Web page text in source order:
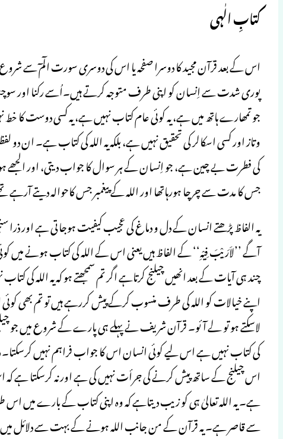
کتابِ الٰہی
اس کے بعد قرآن مجید کا دوسرا صفحہ یا اس کی دوسری سورت الٓمٓ سے
پوری شدت سے اِنسان کو اپنی طرف متوجہ کرتے ہیں۔اُسے رکنا اور
جو تمھارے ہاتھ میں ہے، یہ کوئی عام کتاب نہیں ہے، یہ کسی دوست کا خط
وتاز اور کسی اسکالر کی تحقیق نہیں ہے، بلکہ یہ اللہ کی کتاب ہے۔
کی فطرت بے چین ہے، جو اِنسان کے ہر سوال کا جواب دیتی، اور
جس کا مدت سے چرچا ہورہاتھا اور اللہ کے پیغمبر جس کاحوالہ دیتے آرہے
یہ الفاظ پڑھتے انسان کے دل و دماغ کی عجیب کیفیت ہوجاتی ہے اور
آگے ’’لاَرَیْبَ فِیْہِ‘‘ کے الفاظ ہیں یعنی اس کے اللہ کی کتاب ہونے
چند ہی آیات کے بعد انھیں چیلنج کرتاہے اگر تم سمجھتے ہو کہ یہ اللہ کی
اپنے خیالات کو اللہ کی طرف منسوب کرکے پیش کررہے ہیں تو تم بھی
لاسکتے ہو تو لے آئو۔ قرآن شریف نے پہلے ہی پارے کے شروع میں جو
کی کتاب نہیں ہے اس لیے کوئی انسان اس کا جواب فراہم نہیں
اس چیلنج کے ساتھ پیش کرنے کی جرأت نہیں کی ہے اور نہ کرسکتا ہے
ہے۔ یہ اللہ تعالیٰ ہی کو زیب دیتاہے کہ وہ اپنی کتاب کے بارے میں
سے قاصر ہے۔ یہ قرآن کے من جانب اللہ ہونے کے بہت سے دلائل